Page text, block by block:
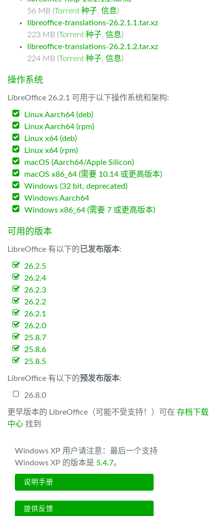
56 MB (Torrent 种子, 信息)
libreoffice-translations-26.2.1.1.tar.xz
223 MB (Torrent 种子, 信息)
libreoffice-translations-26.2.1.2.tar.xz
224 MB (Torrent 种子, 信息)
操作系统
LibreOffice 26.2.1 可用于以下操作系统和架构:
Linux Aarch64 (deb)
Linux Aarch64 (rpm)
Linux x64 (deb)
Linux x64 (rpm)
macOS (Aarch64/Apple Silicon)
macOS x86_64 (需要 10.14 或更高版本)
Windows (32 bit, deprecated)
Windows Aarch64
Windows x86_64 (需要 7 或更高版本)
可用的版本
LibreOffice 有以下的已发布版本:
26.2.5
26.2.4
26.2.3
26.2.2
26.2.1
26.2.0
25.8.7
25.8.6
25.8.5
LibreOffice 有以下的预发布版本:
26.8.0
更早版本的 LibreOffice（可能不受支持！）可在 存档下载
中心 找到
Windows XP 用户请注意：最后一个支持
Windows XP 的版本是 5.4.7。
说明手册
提供反馈